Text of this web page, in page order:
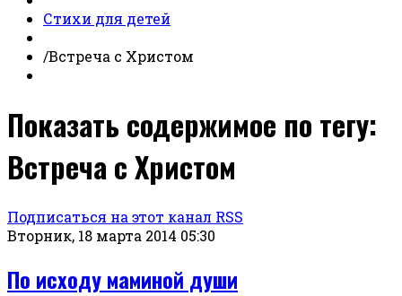
Стихи для детей
/Встреча с Христом
Показать содержимое по тегу:
Встреча с Христом
Подписаться на этот канал RSS
Вторник, 18 марта 2014 05:30
По исходу маминой души